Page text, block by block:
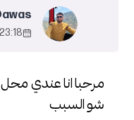
مرحبا انا عندي
شو السبب
23:18 2023-Mar-13